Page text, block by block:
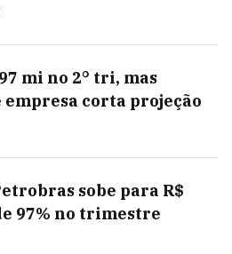
mi no 2° tri, mas
corta projeção
sobe para R$
97% no trimestre